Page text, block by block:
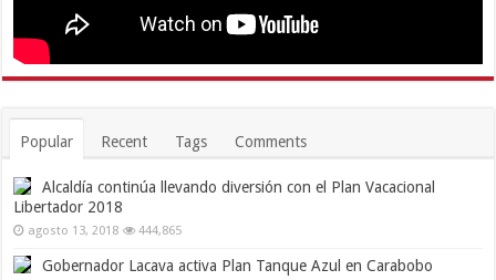
Popular Recent Tags Comments
Alcaldía continúa llevando diversión con el Plan Vacacional
Libertador 2018
agosto 13, 2018 444,865
Gobernador Lacava activa Plan Tanque Azul en Carabobo